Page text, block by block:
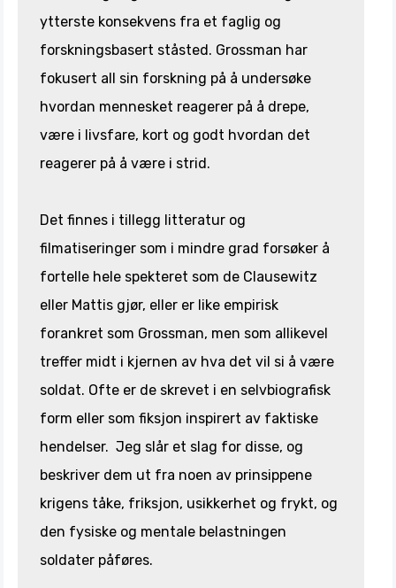
ytterste konsekvens fra et faglig og
forskningsbasert ståsted. Grossman har
fokusert all sin forskning på å undersøke
hvordan mennesket reagerer på å drepe,
være i livsfare, kort og godt hvordan det
reagerer på å være i strid.
Det finnes i tillegg litteratur og
filmatiseringer som i mindre grad forsøker å
fortelle hele spekteret som de Clausewitz
eller Mattis gjør, eller er like empirisk
forankret som Grossman, men som allikevel
treffer midt i kjernen av hva det vil si å være
soldat. Ofte er de skrevet i en selvbiografisk
form eller som fiksjon inspirert av faktiske
hendelser. Jeg slår et slag for disse, og
beskriver dem ut fra noen av prinsippene
krigens tåke, friksjon, usikkerhet og frykt, og
den fysiske og mentale belastningen
soldater påføres.